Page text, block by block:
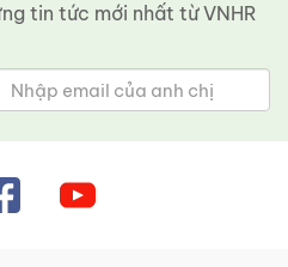
tin tức mới nhất từ ​​VNHR